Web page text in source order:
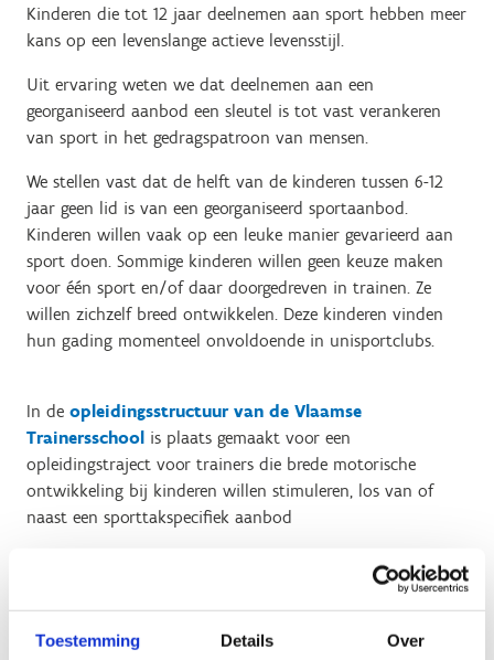
Toestemming Details Over
Kinderen die tot 12 jaar deelnemen aan sport hebben meer
kans op een levenslange actieve levensstijl.
Uit ervaring weten we dat deelnemen aan een
georganiseerd aanbod een sleutel is tot vast verankeren
van sport in het gedragspatroon van mensen.
We stellen vast dat de helft van de kinderen tussen 6-12
jaar geen lid is van een georganiseerd sportaanbod.
Kinderen willen vaak op een leuke manier gevarieerd aan
sport doen. Sommige kinderen willen geen keuze maken
voor één sport en/of daar doorgedreven in trainen. Ze
willen zichzelf breed ontwikkelen. Deze kinderen vinden
hun gading momenteel onvoldoende in unisportclubs.
In de opleidingsstructuur van de Vlaamse
Trainersschool is plaats gemaakt voor een
opleidingstraject voor trainers die brede motorische
ontwikkeling bij kinderen willen stimuleren, los van of
naast een sporttakspecifiek aanbod
Binnen dit traject is de nieuwe opleiding Coach 4 Skills de